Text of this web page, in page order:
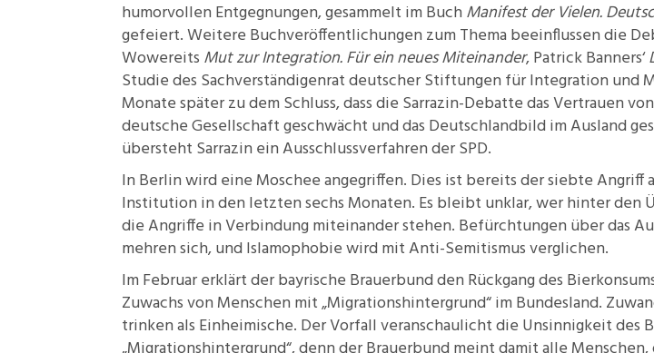
humorvollen Entgegnungen, gesammelt im BuchManifest der Vielen.
gefeiert. Weitere Buchveröffentlichungen zum Thema beeinflussen die
Wowereits Mut zur Integration. Für ein neues Miteinander, Patrick Banners‘
Studiedes Sachverständigenrat deutscher Stiftungen für Integration und
Monate später zu dem Schluss, dass die Sarrazin-Debattedas Vertrauen
deutsche Gesellschaft geschwächt und das Deutschlandbild im Ausland
übersteht SarrazineinAusschlussverfahrender SPD.
In Berlin wird eine Moschee angegriffen. Dies ist bereits der siebte Angriff
Institution in den letzten sechs Monaten. Es bleibt unklar, wer hinter den
die Angriffe in Verbindung miteinander stehen. Befürchtungen über das
mehren sich, und Islamophobie wird mit Anti-Semitismus verglichen.
Im Februar erklärt derbayrische Brauerbundden Rückgang des
Zuwachs von Menschen mit „Migrationshintergrund“ im Bundesland.
trinken als Einheimische. Der Vorfall veranschaulicht die Unsinnigkeit des